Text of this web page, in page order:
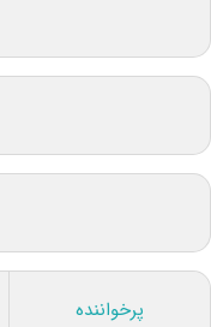
پرخواننده